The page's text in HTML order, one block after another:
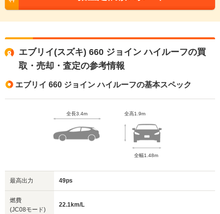
エブリイ(スズキ) 660 ジョイン ハイルーフの買
取・売却・査定の参考情報
エブリイ 660 ジョイン ハイルーフの基本スペック
全長3.4m 全高1.9m
全幅1.48m
最高出力 49ps
燃費
(JC08モード)
22.1km/L